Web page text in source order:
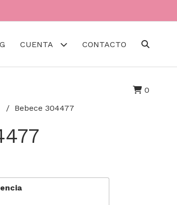
CUENTA CONTACTO
0
Bebece 304477